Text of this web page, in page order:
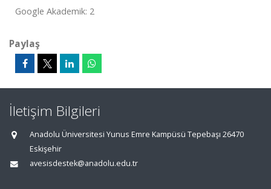
Google Akademik: 2
Paylaş
İletişim Bilgileri
Anadolu Üniversitesi Yunus Emre Kampüsü Tepebaşı 26470
Eskişehir
avesisdestek@anadolu.edu.tr